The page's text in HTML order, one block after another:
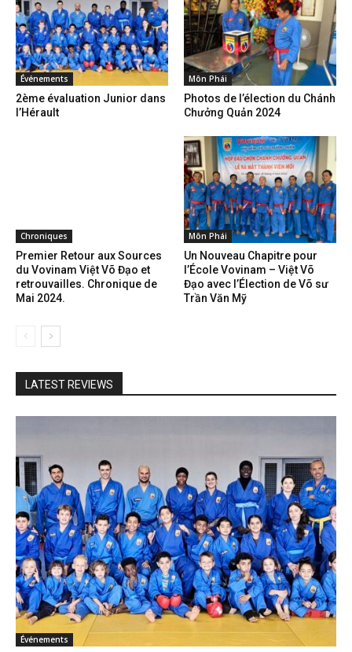
Événements
2ème évaluation Junior dans
l’Hérault
Môn Phái
Photos de l’élection du Chánh
Chưởng Quản 2024
Chroniques
Premier Retour aux Sources
du Vovinam Việt Võ Đạo et
retrouvailles. Chronique de
Mai 2024.
Môn Phái
Un Nouveau Chapitre pour
l’École Vovinam – Việt Võ
Đạo avec l’Élection de Võ sư
Trần Văn Mỹ
LATEST REVIEWS
Événements